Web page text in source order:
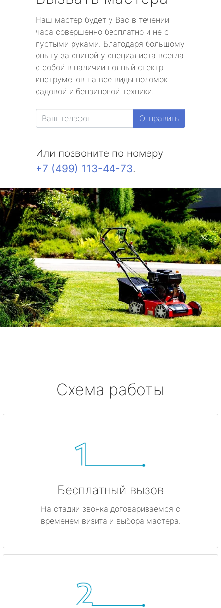
Наш мастер будет у Вас в течении
часа совершенно бесплатно и не с
пустыми руками. Благодаря большому
опыту за спиной у специалиста всегда
с собой в наличии полный спектр
инструметов на все виды поломок
садовой и бензиновой техники.
Отправить
Или позвоните по номеру
+7 (499) 113-44-73.
Схема работы
Бесплатный вызов
На стадии звонка договариваемся с
временем визита и выбора мастера.